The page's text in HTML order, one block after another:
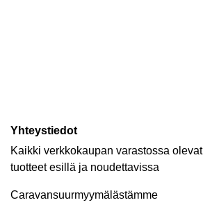
Yhteystiedot
Kaikki verkkokaupan varastossa olevat
tuotteet esillä ja noudettavissa
Caravansuurmyymälästämme